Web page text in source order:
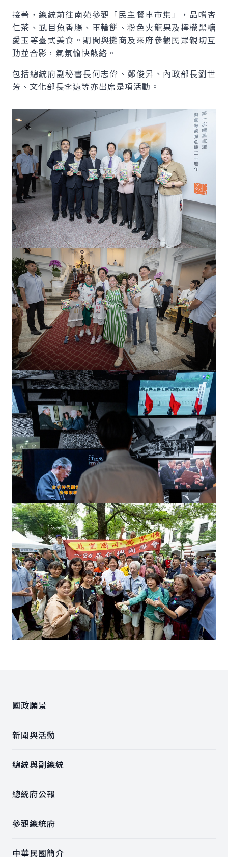
接著，總統前往南苑參觀「民主餐車市集」，品嚐杏
仁茶、虱目魚香腸、車輪餅、粉色火龍果及檸檬黑糖
愛玉等臺式美食。期間與攤商及來府參觀民眾親切互
動並合影，氣氛愉快熱絡。
包括總統府副秘書長何志偉、鄭俊昇、內政部長劉世
芳、文化部長李遠等亦出席是項活動。
國政願景
新聞與活動
總統與副總統
總統府公報
參觀總統府
中華民國簡介